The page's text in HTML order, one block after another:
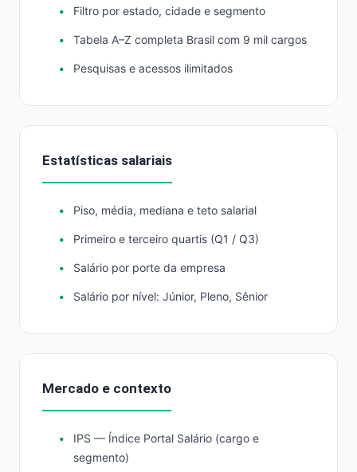
Filtro por estado, cidade e segmento
Tabela A–Z completa Brasil com 9 mil cargos
Pesquisas e acessos ilimitados
Estatísticas salariais
Piso, média, mediana e teto salarial
Primeiro e terceiro quartis (Q1 / Q3)
Salário por porte da empresa
Salário por nível: Júnior, Pleno, Sênior
Mercado e contexto
IPS — Índice Portal Salário (cargo e
segmento)